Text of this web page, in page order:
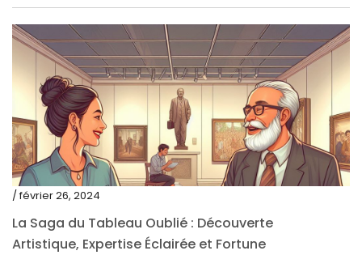
septembre 2021
août 2021
juillet 2021
juin 2021
mai 2021
avril 2021
mars 2021
janvier 2021
/ février 26, 2024
La Saga du Tableau Oublié : Découverte
Artistique, Expertise Éclairée et Fortune